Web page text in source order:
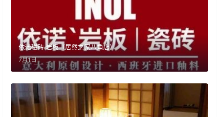
依诺磁砖·岩板（居然之家八角店）
7月1日